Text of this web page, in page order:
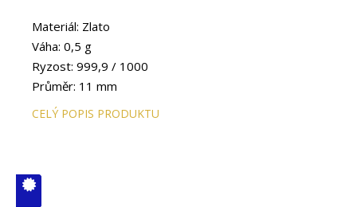
Materiál: Zlato
Váha: 0,5 g
Ryzost: 999,9 / 1000
Průměr: 11 mm
Provedení: Standard
CELÝ POPIS PRODUKTU
V ČM zcela